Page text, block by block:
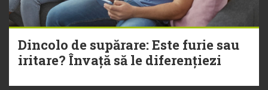
Dincolo de supărare: Este furie sau
iritare? Învață să le diferențiezi